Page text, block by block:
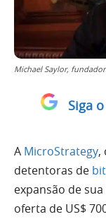
Michael Saylor,
Siga
A MicroStrategy,
detentoras de
expansão de
oferta de US$